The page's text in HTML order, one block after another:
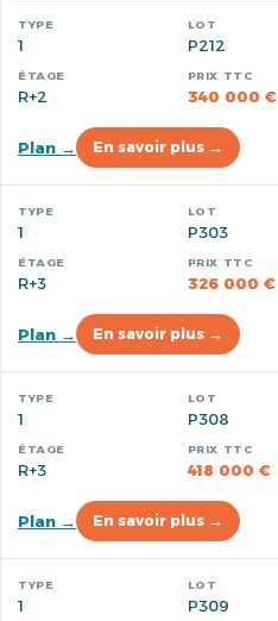
1 P212
R+2 340 000 €
Plan → En savoir plus →
1 P303
R+3 326 000 €
Plan → En savoir plus →
1 P308
R+3 418 000 €
Plan → En savoir plus →
1 P309